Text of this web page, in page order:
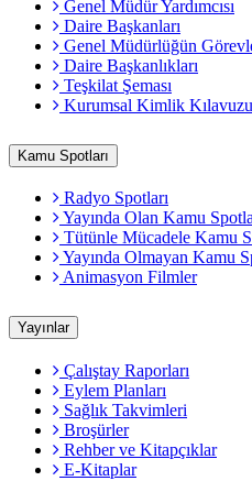
Genel Müdür Yardımcısı
Daire Başkanları
Genel Müdürlüğün
Daire Başkanlıkları
Teşkilat Şeması
Kurumsal Kimlik Kılavuzu
Kamu Spotları
Radyo Spotları
Yayında Olan Kamu
Tütünle Mücadele Kamu
Yayında Olmayan Kamu
Animasyon Filmler
Yayınlar
Çalıştay Raporları
Eylem Planları
Sağlık Takvimleri
Broşürler
Rehber ve Kitapçıklar
E-Kitaplar